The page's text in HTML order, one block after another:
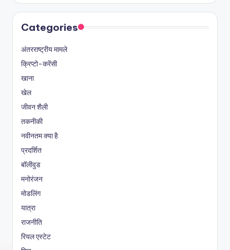
Categories
अंतरराष्ट्रीय मामले
क्रिप्टो-करेंसी
खाना
खेल
जीवन शैली
तकनीकी
नवीनतम क्या है
प्रदर्शित
बॉलीवुड
मनोरंजन
मोडलिंग
यात्रा
राजनीति
रियल एस्टेट